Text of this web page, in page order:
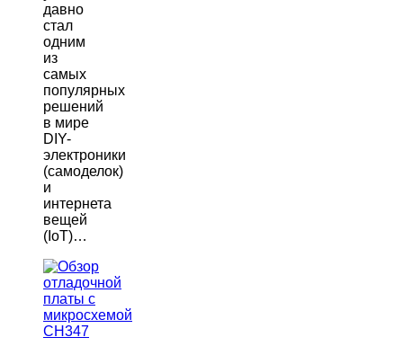
давно
стал
одним
из
самых
популярных
решений
в мире
DIY-
электроники
(самоделок)
и
интернета
вещей
(IoT)…